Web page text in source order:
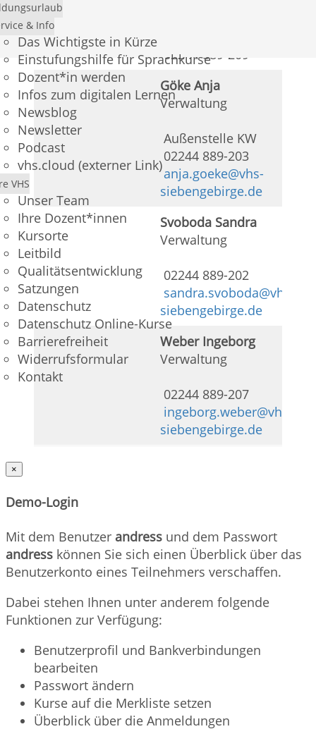
& Info
Das Wichtigste in Kürze
Einstufungshilfe für Sprachkurse
Dozent*in werden
Infos zum digitalen Lernen
Newsblog
Newsletter
Podcast
vhs.cloud (externer Link)
VHS
Unser Team
Ihre Dozent*innen
Kursorte
Leitbild
Qualitätsentwicklung
Satzungen
Datenschutz
Datenschutz Online-Kurse
Barrierefreiheit
Widerrufsformular
Kontakt
02244 889-209
Göke Anja
Verwaltung
Außenstelle KW
02244 889-203
anja.goeke@vhs-
siebengebirge.de
Svoboda Sandra
Verwaltung
02244 889-202
sandra.svoboda@vhs-
siebengebirge.de
Weber Ingeborg
Verwaltung
02244 889-207
ingeborg.weber@vhs-
siebengebirge.de
×
Demo-Login
Mit dem Benutzer andress und dem Passwort
andress können Sie sich einen Überblick über das
Benutzerkonto eines Teilnehmers verschaffen.
Dabei stehen Ihnen unter anderem folgende
Funktionen zur Verfügung:
Benutzerprofil und Bankverbindungen
bearbeiten
Passwort ändern
Kurse auf die Merkliste setzen
Überblick über die Anmeldungen